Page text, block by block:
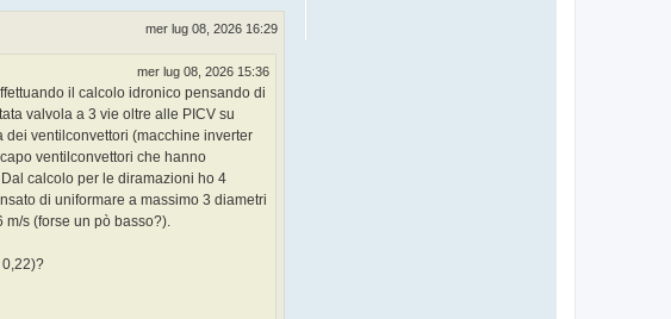
mer lug 08, 2026 16:29
mer lug 08, 2026 15:36
il calcolo idronico pensando di
valvola a 3 vie oltre alle PICV su
ventilconvettori (macchine inverter
ventilconvettori che hanno
calcolo per le diramazioni ho 4
di uniformare a massimo 3 diametri
s (forse un pò basso?).